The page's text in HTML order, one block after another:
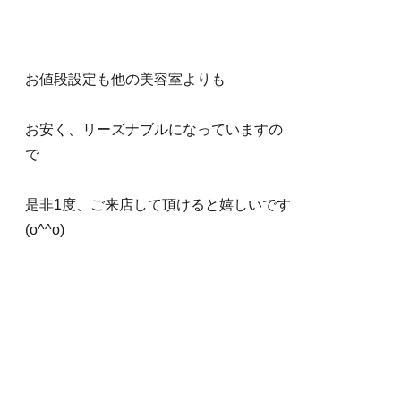
お値段設定も他の美容室よりも
お安く、リーズナブルになっていますの
で
是非1度、ご来店して頂けると嬉しいです
(o^^o)